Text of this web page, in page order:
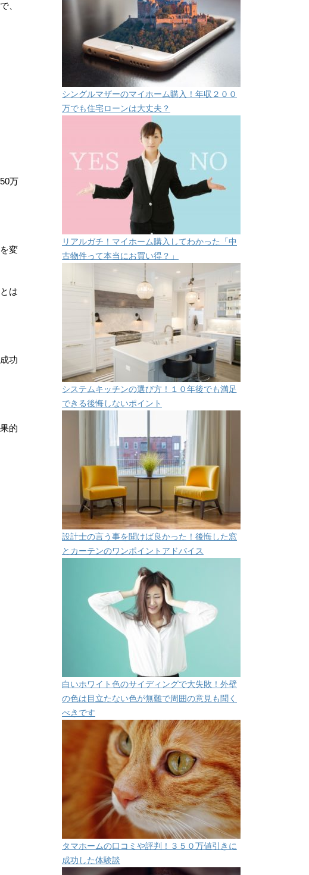
、
万
変
は
功
的
シングルマザーのマイホーム購入！年収２００
万でも住宅ローンは大丈夫？
リアルガチ！マイホーム購入してわかった「中
古物件って本当にお買い得？」
システムキッチンの選び方！１０年後でも満足
できる後悔しないポイント
設計士の言う事を聞けば良かった！後悔した窓
とカーテンのワンポイントアドバイス
白いホワイト色のサイディングで大失敗！外壁
の色は目立たない色が無難で周囲の意見も聞く
べきです
タマホームの口コミや評判！３５０万値引きに
成功した体験談